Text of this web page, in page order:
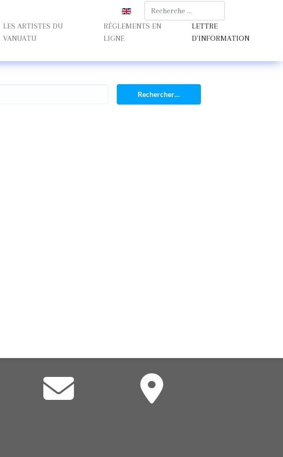
Sélectionnez votre langue
Rechercher
LES ARTISTES DU
VANUATU
RÈGLEMENTS EN
LIGNE
LETTRE
D'INFORMATION
Rechercher…